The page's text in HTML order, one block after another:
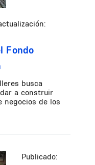
Fondo
busca
a construir
negocios de los
Publicado: